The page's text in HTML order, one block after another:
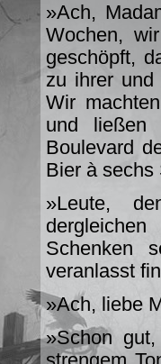
»Ach,
Wochen,
geschöpft,
zu ihrer
Wir
und ließen
Boulevard
Bier à sechs
»Leute,
Schenken
veranlasst
»Ach, liebe
»Schon